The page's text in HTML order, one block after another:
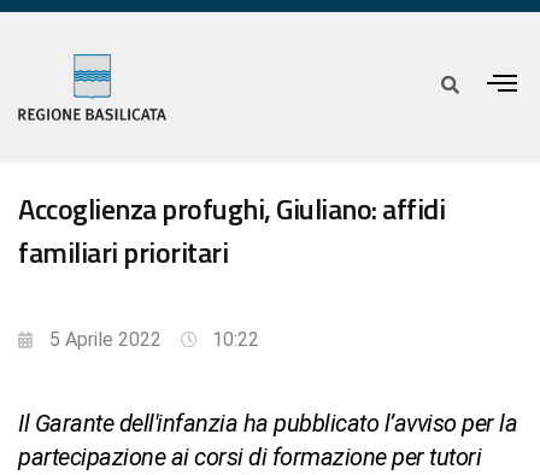
Accoglienza profughi, Giuliano: affidi
familiari prioritari
5 Aprile 2022 10:22
Il Garante dell'infanzia ha pubblicato l’avviso per la
partecipazione ai corsi di formazione per tutori